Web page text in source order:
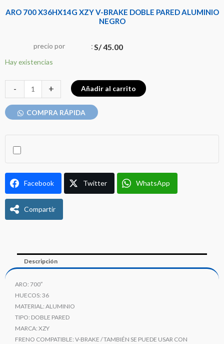
ARO 700 X36HX14G XZY V-BRAKE DOBLE PARED ALUMINIO
NEGRO
precio por : S/45.00
Hay existencias
-
ARO
x36Hx14G
XZY
V-
DOBLE
PARED
ALUMINIO
NEGRO
cantidad
+ Añadir al carrito
COMPRA RÁPIDA
Facebook Twitter WhatsApp
Compartir
Descripción
ARO: 700″
HUECOS: 36
MATERIAL: ALUMINIO
TIPO: DOBLE PARED
MARCA: XZY
FRENO COMPATIBLE: V-BRAKE / TAMBIÉN SE PUEDE USAR CON